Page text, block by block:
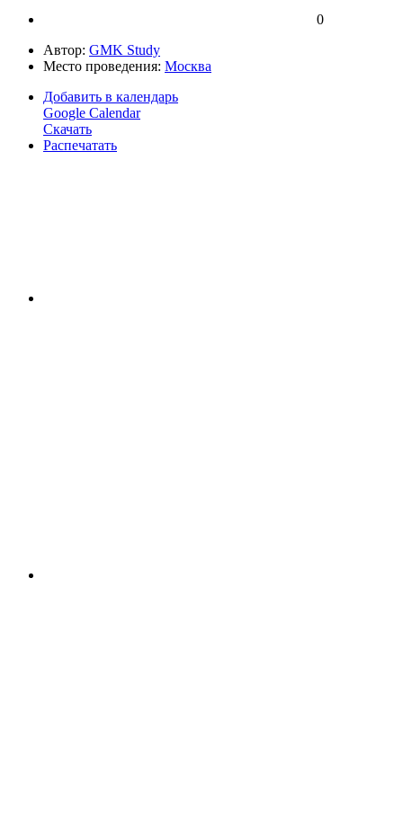
0
Автор: GMK Study
Место проведения: Москва
Добавить в календарь
Google Calendar
Скачать
Распечатать